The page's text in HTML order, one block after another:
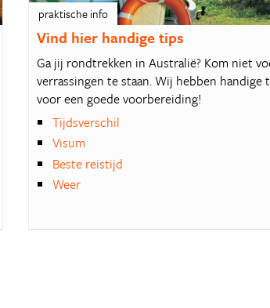
praktische info
Vind hier handige tips
Ga jij rondtrekken in Australië? Kom niet
verrassingen te staan. Wij hebben handige
voor een goede voorbereiding!
Tijdsverschil
Visum
Beste reistijd
Weer